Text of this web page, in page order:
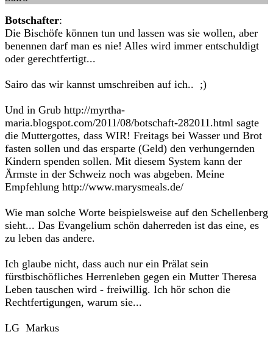
Botschafter:
Die Bischöfe können tun und lassen was sie wollen, aber
benennen darf man es nie! Alles wird immer entschuldigt
oder gerechtfertigt...
Sairo das wir kannst umschreiben auf ich.. ;)
Und in Grub http://myrtha-
maria.blogspot.com/2011/08/botschaft-282011.html sagte
die Muttergottes, dass WIR! Freitags bei Wasser und Brot
fasten sollen und das ersparte (Geld) den verhungernden
Kindern spenden sollen. Mit diesem System kann der
Ärmste in der Schweiz noch was abgeben. Meine
Empfehlung http://www.marysmeals.de/
Wie man solche Worte beispielsweise auf den Schellenberg
sieht... Das Evangelium schön daherreden ist das eine, es
zu leben das andere.
Ich glaube nicht, dass auch nur ein Prälat sein
fürstbischöfliches Herrenleben gegen ein Mutter Theresa
Leben tauschen wird - freiwillig. Ich hör schon die
Rechtfertigungen, warum sie...
LG Markus